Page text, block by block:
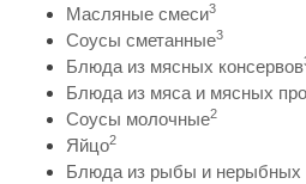
Масляные смеси3
Соусы сметанные3
Блюда из мясных консервов
Блюда из мяса и мясных
Соусы молочные2
Яйцо2
Блюда из рыбы и нерыбных